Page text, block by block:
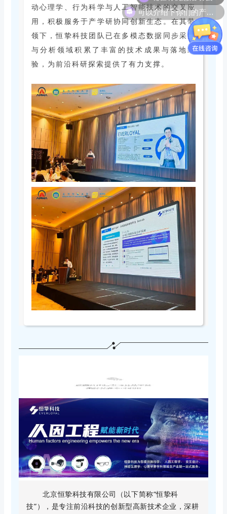
动心理学、行为科学与人工智能技术的交叉应
用，积极服务于产学研协同创新生态。在其带
领下，恒挚科技团队已在多模态数据同步采集
与分析领域积累了丰富的技术成果与落地经
验，为前沿科研探索提供了有力支撑。
公司简介
北京恒挚科技有限公司（以下简称“恒挚科
技”），是专注前沿科技的创新型高新技术企业，深耕
可以介绍下你们的产品么？